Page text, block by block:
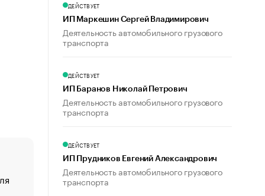
«От спорта тело стареет иначе». Как живет глава
создавшей GTA
ДЕЙСТВУЕТ
ИП Маркешин Сергей Владимирович
Деятельность автомобильного грузового
транспорта
ДЕЙСТВУЕТ
ИП Баранов Николай Петрович
Деятельность автомобильного грузового
транспорта
ДЕЙСТВУЕТ
ИП Прудников Евгений Александрович
Деятельность автомобильного грузового
транспорта